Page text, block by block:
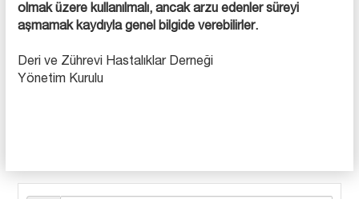
olmak üzere kullanılmalı, ancak arzu edenler süreyi
aşmamak kaydıyla genel bilgide verebilirler.
Deri ve Zührevi Hastalıklar Derneği
Yönetim Kurulu